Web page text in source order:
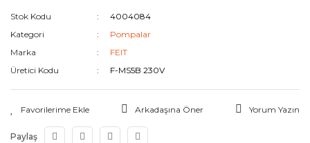
Stok Kodu
4004084
Kategori
Pompalar
Marka
FEIT
Üretici Kodu
F-MS5B 230V
Arkadaşına Öner Yorum Yazın
Paylaş